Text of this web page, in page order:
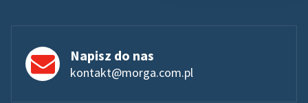
Napisz do nas
kontakt@morga.com.pl